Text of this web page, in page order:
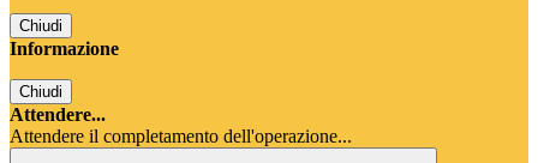
Chiudi
Informazione
Chiudi
Attendere...
Attendere il completamento dell'operazione...